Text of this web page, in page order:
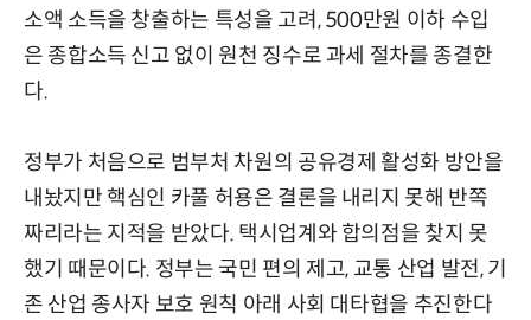
소액 소득을 창출하는 특성을 고려, 500만원 이하 수입
은 종합소득 신고 없이 원천 징수로 과세 절차를 종결한
다.
정부가 처음으로 범부처 차원의 공유경제 활성화 방안을
내놨지만 핵심인 카풀 허용은 결론을 내리지 못해 반쪽
짜리라는 지적을 받았다. 택시업계와 합의점을 찾지 못
했기 때문이다. 정부는 국민 편의 제고, 교통 산업 발전, 기
존 산업 종사자 보호 원칙 아래 사회 대타협을 추진한다